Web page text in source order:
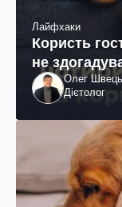
Лайфхаки
Користь
не
Олег Швець
Дієтолог